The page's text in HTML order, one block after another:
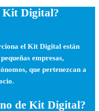
Kit Digital?
el Kit Digital están
empresas,
que pertenezcan a
de Kit Digital?